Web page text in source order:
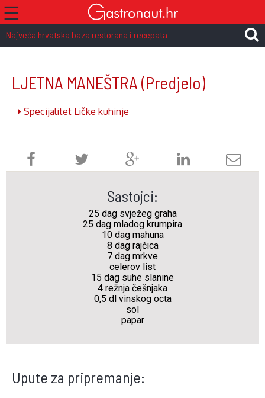
☰
Najveća hrvatska baza restorana i recepata
LJETNA MANEŠTRA (Predjelo)
Specijalitet Ličke kuhinje
Sastojci:
25 dag svježeg graha
25 dag mladog krumpira
10 dag mahuna
8 dag rajčica
7 dag mrkve
celerov list
15 dag suhe slanine
4 režnja češnjaka
0,5 dl vinskog octa
sol
papar
Upute za pripremanje: